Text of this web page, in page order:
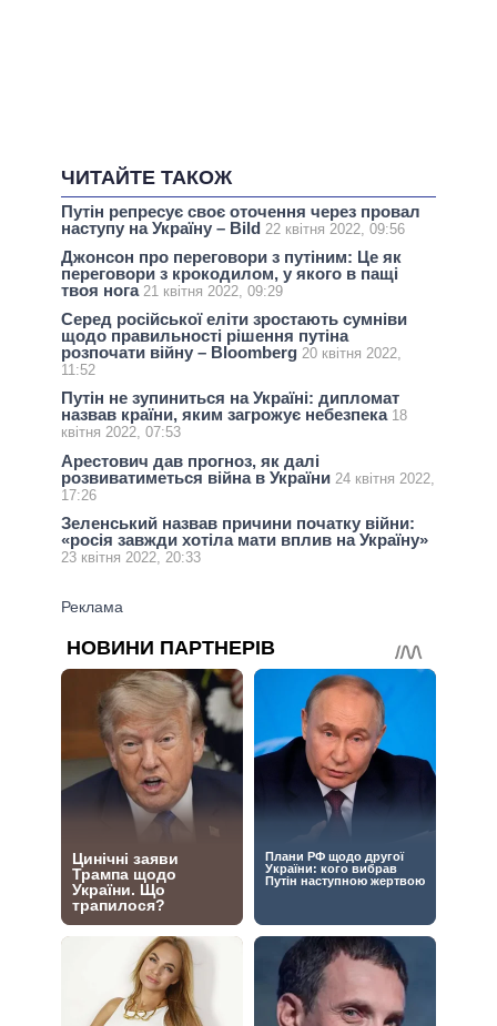
ЧИТАЙТЕ ТАКОЖ
Путін репресує своє оточення через провал
наступу на Україну – Bild 22 квітня 2022, 09:56
Джонсон про переговори з путіним: Це як
переговори з крокодилом, у якого в пащі
твоя нога 21 квітня 2022, 09:29
Серед російської еліти зростають сумніви
щодо правильності рішення путіна
розпочати війну – Bloomberg 20 квітня 2022,
11:52
Путін не зупиниться на Україні: дипломат
назвав країни, яким загрожує небезпека 18
квітня 2022, 07:53
Арестович дав прогноз, як далі
розвиватиметься війна в України 24 квітня 2022,
17:26
Зеленський назвав причини початку війни:
«росія завжди хотіла мати вплив на Україну»
23 квітня 2022, 20:33